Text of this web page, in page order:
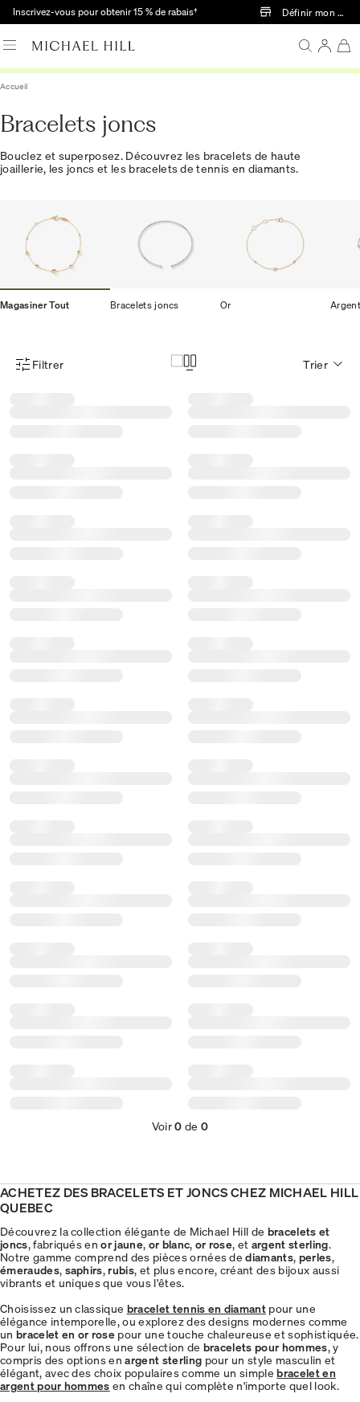
Passer au contenu principal
Inscrivez-vous pour obtenir 15 % de rabais† Définir mon
Accueil
Bracelets joncs
Bouclez et superposez. Découvrez les bracelets de haute
joaillerie, les joncs et les bracelets de tennis en diamants.
Magasiner Tout Bracelets joncs Or Argent
Menu des filtres d'articles
Filtrer Trier
Voir0 de 0
ACHETEZ DES BRACELETS ET JONCS CHEZ MICHAEL HILL
QUEBEC
Découvrez la collection élégante de Michael Hill de bracelets et
joncs, fabriqués enor jaune, or blanc, or rose, et argent sterling.
Notre gamme comprend des pièces ornées dediamants, perles,
émeraudes, saphirs,rubis, et plus encore, créant des bijoux aussi
vibrants et uniques que vous l'êtes.
Choisissez un classique bracelet tennis en diamant pour une
élégance intemporelle, ou explorez des designs modernes comme
un bracelet en or rose pour une touche chaleureuse et sophistiquée.
Pour lui, nous offrons une sélection de bracelets pour hommes, y
compris des options enargent sterling pour un style masculin et
élégant, avec des choix populaires comme un simplebracelet en
argent pour hommes en chaîne qui complète n'importe quel look.